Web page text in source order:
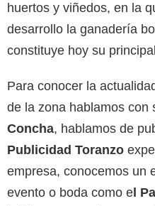
huertos y viñedos, en la
desarrollo la ganadería
constituye hoy su
Para conocer la
de la zona hablamos con
Concha, hablamos de
Publicidad Toranzo
empresa, conocemos un
evento o boda como e l